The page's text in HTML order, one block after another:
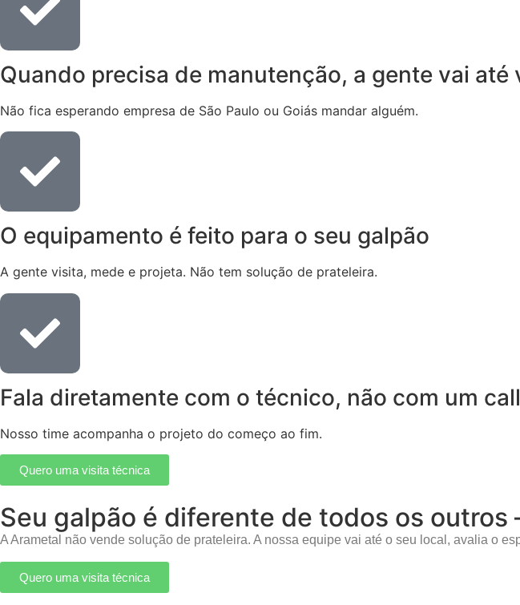
Quando precisa de manutenção, a gente vai até
Não fica esperando empresa de São Paulo ou Goiás mandar alguém.
O equipamento é feito para o seu galpão
A gente visita, mede e projeta. Não tem solução de prateleira.
Fala diretamente com o técnico, não com um
Nosso time acompanha o projeto do começo ao fim.
Quero uma visita técnica
Seu galpão é diferente de todos os
A Arametal não vende solução de prateleira. A nossa equipe vai até o seu local, avalia o
Quero uma visita técnica